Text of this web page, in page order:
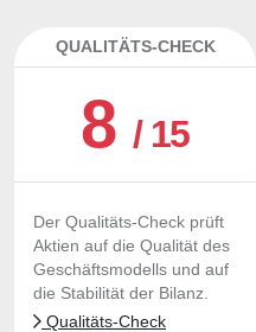
QUALITÄTS-CHECK
8/ 15
Der Qualitäts-Check prüft
Aktien auf die Qualität des
Geschäftsmodells und auf
die Stabilität der Bilanz.
Qualitäts-Check